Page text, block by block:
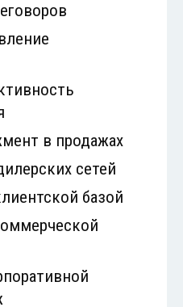
в продажах
сетей
базой